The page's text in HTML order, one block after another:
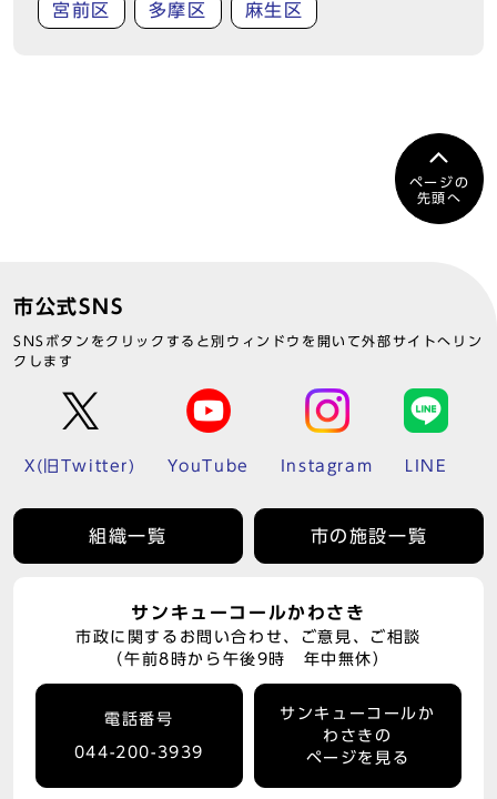
宮前区 多摩区 麻生区
ページの
先頭へ
市公式SNS
SNSボタンをクリックすると別ウィンドウを開いて外部サイトへリン
クします
X(旧Twitter) YouTube Instagram LINE
組織一覧 市の施設一覧
サンキューコールかわさき
市政に関するお問い合わせ、ご意見、ご相談
（午前8時から午後9時 年中無休）
電話番号
044-200-3939
サンキューコールか
わさきの
ページを見る